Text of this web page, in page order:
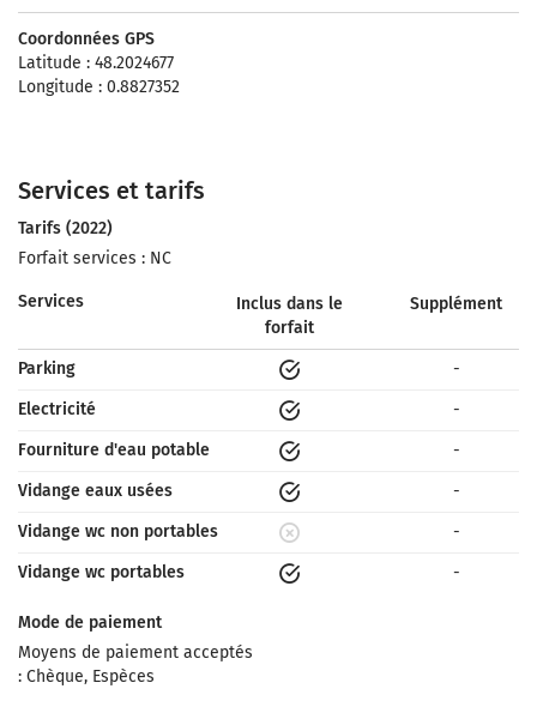
Coordonnées GPS
Latitude : 48.2024677
Longitude : 0.8827352
Services et tarifs
Tarifs (2022)
Forfait services : NC
Services
Inclus dans le
forfait
Supplément
Parking
-
Electricité
-
Fourniture d'eau potable
-
Vidange eaux usées
-
Vidange wc non portables
-
Vidange wc portables
-
Mode de paiement
Moyens de paiement acceptés
: Chèque, Espèces